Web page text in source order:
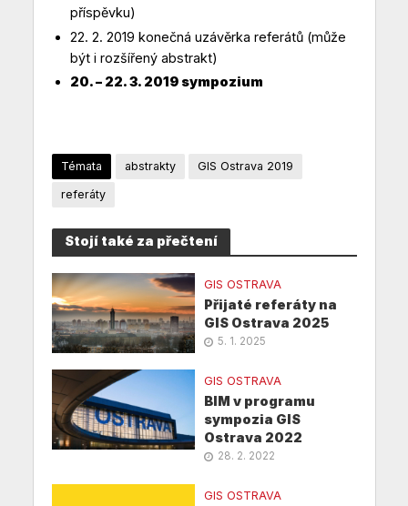
příspěvku)
22. 2. 2019 konečná uzávěrka referátů (může
být i rozšířený abstrakt)
20. – 22. 3. 2019 sympozium
Témata abstrakty GIS Ostrava 2019
referáty
Stojí také za přečtení
GIS OSTRAVA
Přijaté referáty na
GIS Ostrava 2025
5. 1. 2025
GIS OSTRAVA
BIM v programu
sympozia GIS
Ostrava 2022
28. 2. 2022
GIS OSTRAVA